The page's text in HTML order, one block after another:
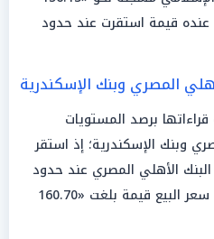
عنده قيمة استقرت عند حدود
المصري وبنك الإسكندرية
برصد المستويات
وبنك الإسكندرية؛ إذ استقر
الأهلي المصري عند حدود
«155.77 جنيه»، في حين سجل سعر البيع قيمة بلغت «160.70